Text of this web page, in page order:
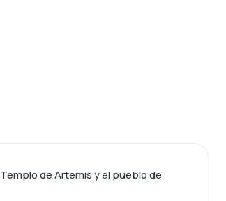
Templo de Artemisy el pueblo de